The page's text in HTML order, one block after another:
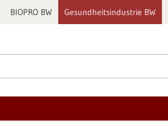
BIOPRO BW Gesundheitsindustrie BW